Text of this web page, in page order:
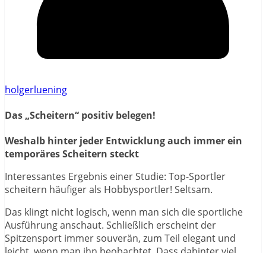
holgerluening
Das „Scheitern“ positiv belegen!
Weshalb hinter jeder Entwicklung auch immer ein
temporäres Scheitern steckt
Interessantes Ergebnis einer Studie: Top-Sportler
scheitern häufiger als Hobbysportler! Seltsam.
Das klingt nicht logisch, wenn man sich die sportliche
Ausführung anschaut. Schließlich erscheint der
Spitzensport immer souverän, zum Teil elegant und